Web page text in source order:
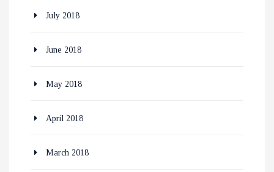
July 2018
June 2018
May 2018
April 2018
March 2018